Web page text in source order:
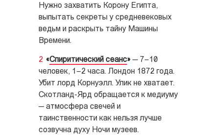
Нужно захватить Корону Египта,
выпытать секреты у средневековых
ведьм и раскрыть тайну Машины
Времени.
«Спиритический сеанс» — 7–10
человек, 1–2 часа. Лондон 1872 года.
Убит лорд Корнуэлл. Улик не хватает.
Скотланд-Ярд обращается к медиуму
— атмосфера свечей и
таинственности как нельзя лучше
созвучна духу Ночи музеев.